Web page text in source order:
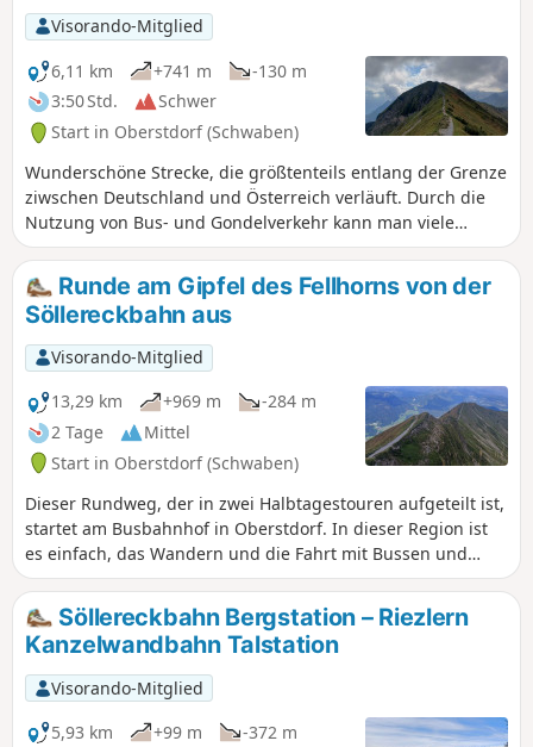
Visorando-Mitglied
6,11 km
+741 m
-130 m
3:50 Std.
Schwer
Start in Oberstdorf (Schwaben)
Wunderschöne Strecke, die größtenteils entlang der Grenze
ziwschen Deutschland und Österreich verläuft. Durch die
Nutzung von Bus- und Gondelverkehr kann man viele
Höhenmeter einsparen. Dieser Kammweg bietet herrliche
Panoramen über Österreich und die Bergketten um
Oberstdorf, insbesondere das Nebelhorn.
Runde am Gipfel des Fellhorns von der
Söllereckbahn aus
Visorando-Mitglied
13,29 km
+969 m
-284 m
2 Tage
Mittel
Start in Oberstdorf (Schwaben)
Dieser Rundweg, der in zwei Halbtagestouren aufgeteilt ist,
startet am Busbahnhof in Oberstdorf. In dieser Region ist
es einfach, das Wandern und die Fahrt mit Bussen und
Gondeln von einem Tal ins andere problemlos miteinander
zu verbinden.
Söllereckbahn Bergstation – Riezlern
Kanzelwandbahn Talstation
Visorando-Mitglied
5,93 km
+99 m
-372 m